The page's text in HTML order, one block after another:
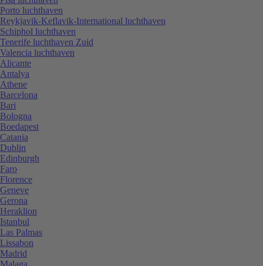
Porto luchthaven
Reykjavik-Keflavik-International luchthaven
Schiphol luchthaven
Tenerife luchthaven Zuid
Valencia luchthaven
Alicante
Antalya
Athene
Barcelona
Bari
Bologna
Boedapest
Catania
Dublin
Edinburgh
Faro
Florence
Geneve
Gerona
Heraklion
Istanbul
Las Palmas
Lissabon
Madrid
Malaga